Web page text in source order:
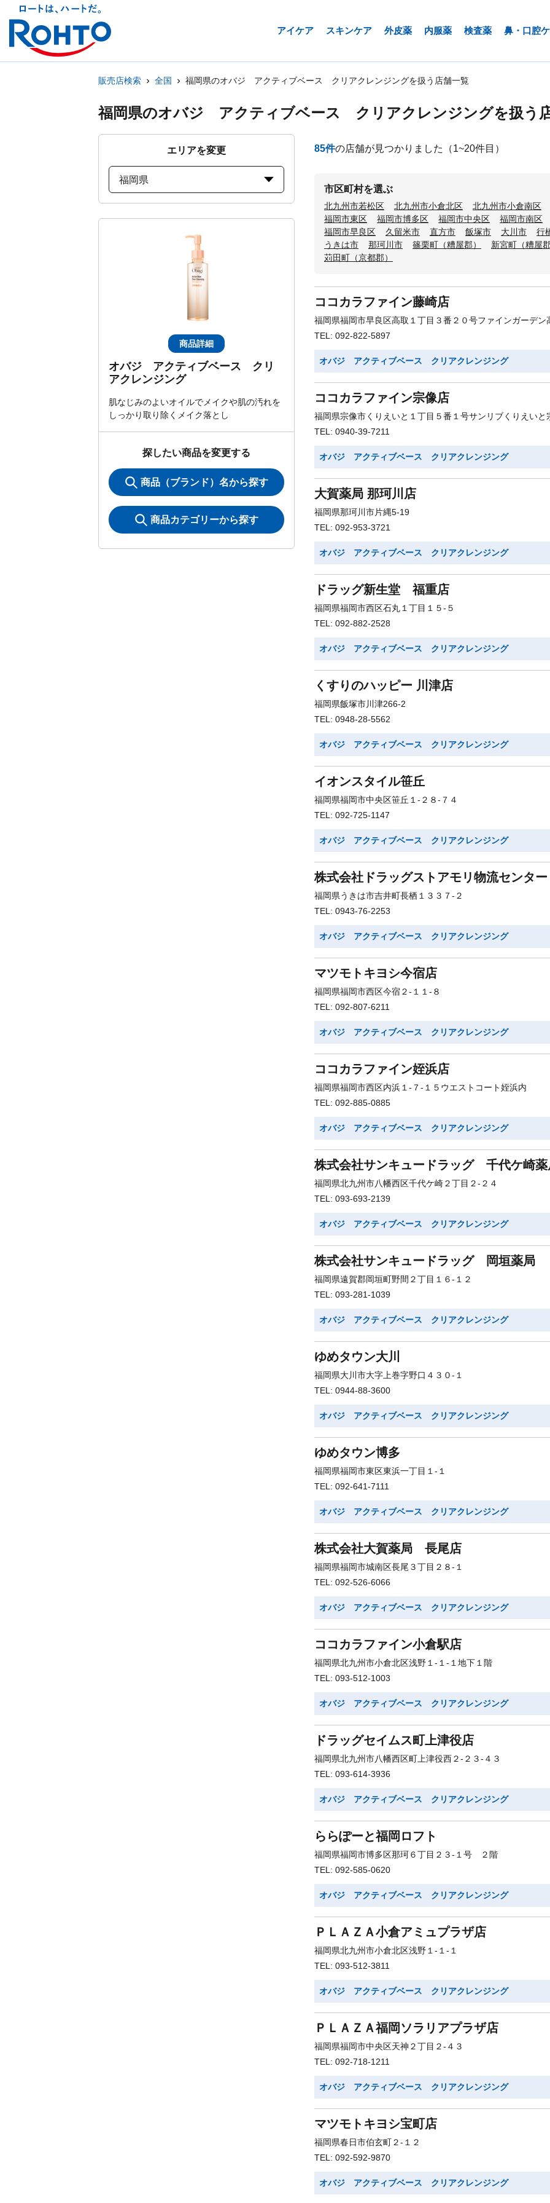
アイケア スキンケア 外皮薬 内服薬 検査薬 鼻・口腔
販売店検索 全国 福岡県のオバジ アクティブベース クリアクレンジングを扱う店舗一覧
福岡県のオバジ アクティブベース クリアクレンジングを扱う
エリアを変更
福岡県
商品詳細
オバジ アクティブベース クリ
アクレンジング
肌なじみのよいオイルでメイクや肌の汚れを
しっかり取り除くメイク落とし
探したい商品を変更する
商品（ブランド）名から探す
商品カテゴリーから探す
85件の店舗が見つかりました （1~20件目）
市区町村を選ぶ
北九州市若松区 北九州市小倉北区
北九州市小倉南区
福岡市東区
福岡市博多区 福岡市中央区
福岡市南区
福岡市早良区
久留米市 直方市 飯塚市 大川市
行
うきは市
那珂川市 篠栗町（糟屋郡）
新宮町（糟屋
苅田町（京都郡）
ココカラファイン藤崎店
福岡県福岡市早良区高取１丁目３番２０号ファインガーデン
TEL: 092-822-5897
オバジ アクティブベース クリアクレンジング
ココカラファイン宗像店
福岡県宗像市くりえいと１丁目５番１号サンリブくりえいと
TEL: 0940-39-7211
オバジ アクティブベース クリアクレンジング
大賀薬局 那珂川店
福岡県那珂川市片縄5-19
TEL: 092-953-3721
オバジ アクティブベース クリアクレンジング
ドラッグ新生堂 福重店
福岡県福岡市西区石丸１丁目１５-５
TEL: 092-882-2528
オバジ アクティブベース クリアクレンジング
くすりのハッピー 川津店
福岡県飯塚市川津266-2
TEL: 0948-28-5562
オバジ アクティブベース クリアクレンジング
イオンスタイル笹丘
福岡県福岡市中央区笹丘１-２８-７４
TEL: 092-725-1147
オバジ アクティブベース クリアクレンジング
株式会社ドラッグストアモリ物流センター
福岡県うきは市吉井町長栖１３３７-２
TEL: 0943-76-2253
オバジ アクティブベース クリアクレンジング
マツモトキヨシ今宿店
福岡県福岡市西区今宿２-１１-８
TEL: 092-807-6211
オバジ アクティブベース クリアクレンジング
ココカラファイン姪浜店
福岡県福岡市西区内浜１-７-１５ウエストコート姪浜内
TEL: 092-885-0885
オバジ アクティブベース クリアクレンジング
株式会社サンキュードラッグ 千代ケ崎薬
福岡県北九州市八幡西区千代ケ崎２丁目２-２４
TEL: 093-693-2139
オバジ アクティブベース クリアクレンジング
株式会社サンキュードラッグ 岡垣薬局
福岡県遠賀郡岡垣町野間２丁目１６-１２
TEL: 093-281-1039
オバジ アクティブベース クリアクレンジング
ゆめタウン大川
福岡県大川市大字上巻字野口４３０-１
TEL: 0944-88-3600
オバジ アクティブベース クリアクレンジング
ゆめタウン博多
福岡県福岡市東区東浜一丁目１-１
TEL: 092-641-7111
オバジ アクティブベース クリアクレンジング
株式会社大賀薬局 長尾店
福岡県福岡市城南区長尾３丁目２８-１
TEL: 092-526-6066
オバジ アクティブベース クリアクレンジング
ココカラファイン小倉駅店
福岡県北九州市小倉北区浅野１-１-１地下１階
TEL: 093-512-1003
オバジ アクティブベース クリアクレンジング
ドラッグセイムス町上津役店
福岡県北九州市八幡西区町上津役西２-２３-４３
TEL: 093-614-3936
オバジ アクティブベース クリアクレンジング
ららぽーと福岡ロフト
福岡県福岡市博多区那珂６丁目２３-１号 ２階
TEL: 092-585-0620
オバジ アクティブベース クリアクレンジング
ＰＬＡＺＡ小倉アミュプラザ店
福岡県北九州市小倉北区浅野１-１-１
TEL: 093-512-3811
オバジ アクティブベース クリアクレンジング
ＰＬＡＺＡ福岡ソラリアプラザ店
福岡県福岡市中央区天神２丁目２-４３
TEL: 092-718-1211
オバジ アクティブベース クリアクレンジング
マツモトキヨシ宝町店
福岡県春日市伯玄町２-１２
TEL: 092-592-9870
オバジ アクティブベース クリアクレンジング